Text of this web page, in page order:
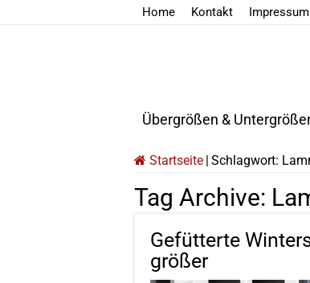
Home Kontakt Impressum
Übergrößen &
Startseite Schlagwort:
Tag Archive:
Gefütterte
größer